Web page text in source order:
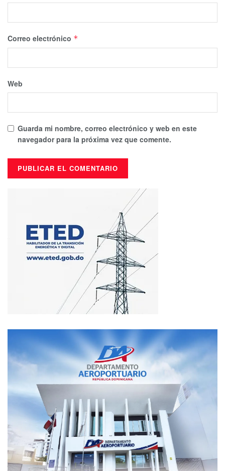
Correo electrónico *
Web
Guarda mi nombre, correo electrónico y web en este
navegador para la próxima vez que comente.